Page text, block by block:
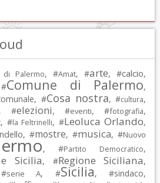
Palermo, #Amat, #arte, #calcio,
Comune di Palermo,
, #Cosa nostra, #cultura,
, #elezioni, #eventi, #fotografia,
, #la Feltrinelli, #Leoluca Orlando,
, #mostre, #musica, #Nuovo
, #Partito Democratico,
Sicilia, #Regione Siciliana,
serie A, #Sicilia, #sindaco,